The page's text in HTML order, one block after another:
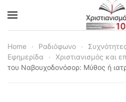
Skip to main content
Home Ραδιόφωνο
Εφημερίδα
Χριστιανισμός και
του Ναβουχοδονόσορ: Μύθος ή